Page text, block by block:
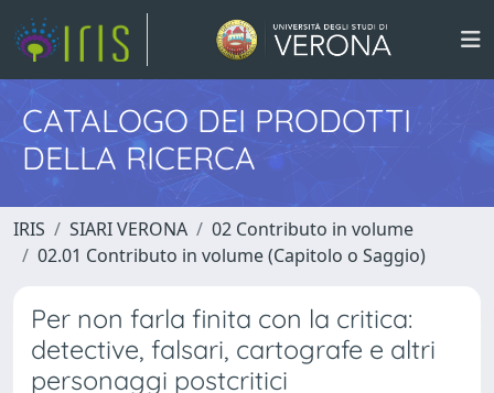
CATALOGO DEI PRODOTTI
DELLA RICERCA
IRIS SIARI VERONA
02 Contributo in volume
02.01 Contributo in volume (Capitolo o Saggio)
Per non farla finita con la critica:
detective, falsari, cartografe e altri
personaggi postcritici